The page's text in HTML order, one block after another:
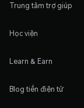
Trung tâm trợ giúp
Học viện
Learn & Earn
Blog tiền điện tử